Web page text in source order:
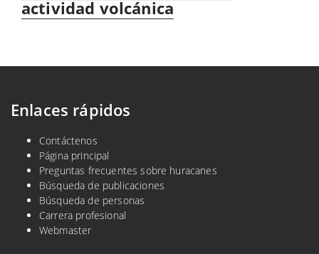
actividad volcánica
Enlaces rápidos
Contáctenos
Página principal
Preguntas frecuentes sobre huracanes
Búsqueda de publicaciones
Búsqueda de personas
Carrera profesional
Webmaster